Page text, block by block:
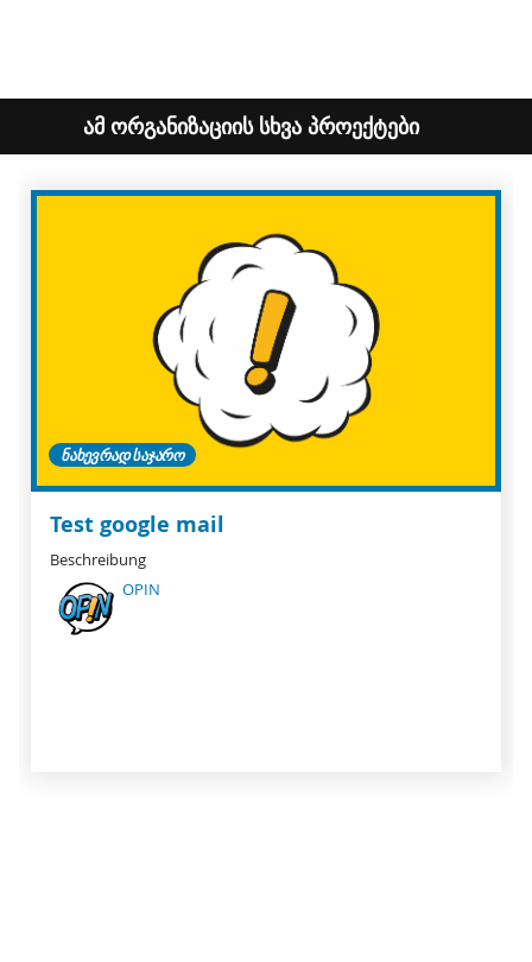
ამ ორგანიზაციის სხვა პროექტები
ᲜᲐᲮᲔᲕᲠᲐᲓ ᲡᲐᲯᲐᲠᲝ
Test google mail
Beschreibung
OPIN